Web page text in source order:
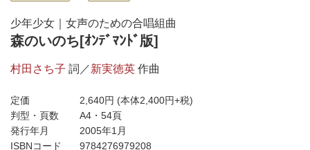
少年少女｜女声のための合唱組曲
森のいのち[ｵﾝﾃﾞﾏﾝﾄﾞ版]
村田さち子 詞／新実徳英 作曲
定価 2,640円 (本体2,400円+税)
判型・頁数
A4・54頁
発行年月
2005年1月
ISBNコード
9784276979208